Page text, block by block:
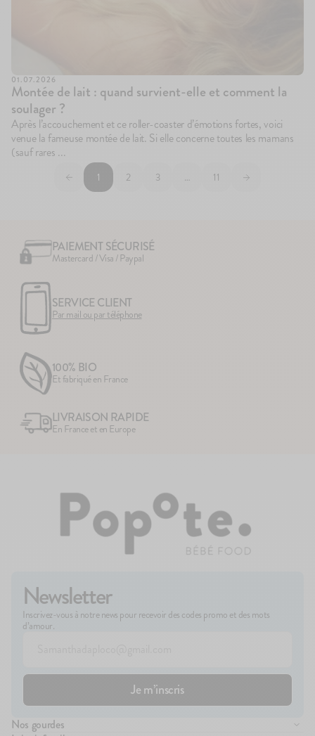
01.07.2026
Montée de lait : quand survient-elle et comment la
soulager ?
Après l’accouchement et ce roller-coaster d’émotions fortes, voici
venue la fameuse montée de lait. Si elle concerne toutes les mamans
(sauf rares ...
1 2 3 … 11
PAIEMENT SÉCURISÉ
Mastercard / Visa / Paypal
SERVICE CLIENT
Par mail ou par téléphone
100% BIO
Et fabriqué en France
LIVRAISON RAPIDE
En France et en Europe
Newsletter
Inscrivez-vous à notre news pour recevoir des codes promo et des mots
d’amour.
Nos gourdes